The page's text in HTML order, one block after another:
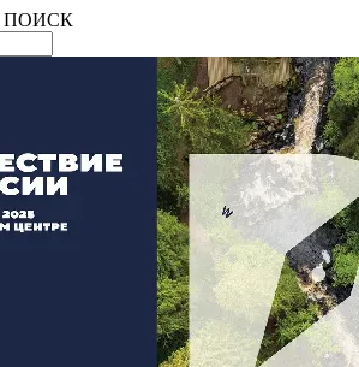
ПОИСК